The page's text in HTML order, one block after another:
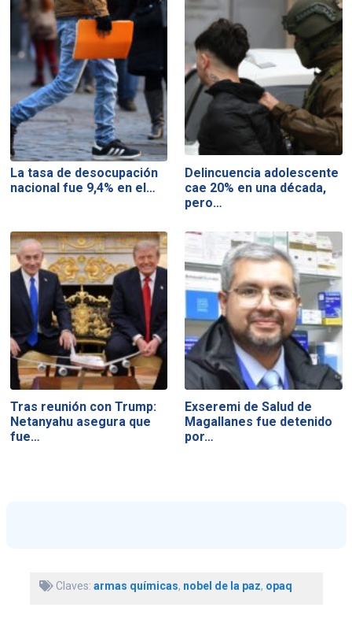
La tasa de desocupación
nacional fue 9,4% en el…
Delincuencia adolescente
cae 20% en una década,
pero…
Tras reunión con Trump:
Netanyahu asegura que
fue…
Exseremi de Salud de
Magallanes fue detenido
por…
Claves: armas químicas, nobel de la paz, opaq